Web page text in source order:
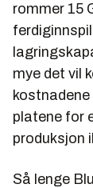
rommer 15
mye det vil
platene for
produksjon
Så lenge